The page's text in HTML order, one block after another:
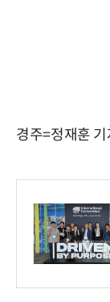
경주=정재훈